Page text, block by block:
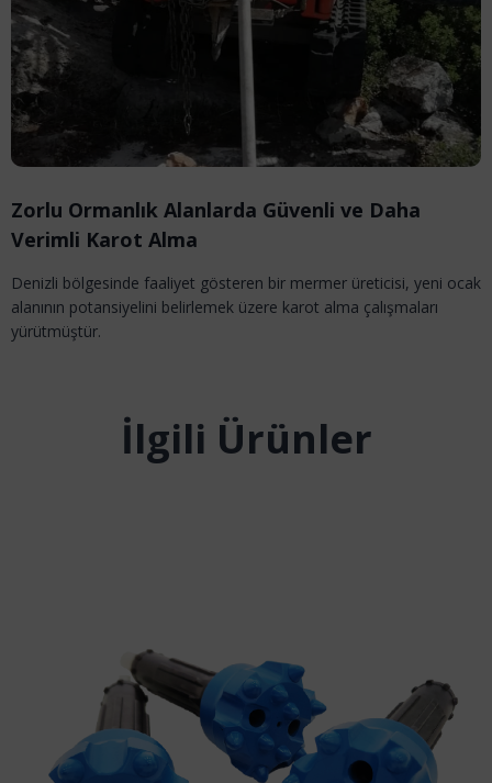
Zorlu Ormanlık Alanlarda Güvenli ve Daha
Verimli Karot Alma
Denizli bölgesinde faaliyet gösteren bir mermer üreticisi, yeni ocak
alanının potansiyelini belirlemek üzere karot alma çalışmaları
yürütmüştür.
İlgili Ürünler